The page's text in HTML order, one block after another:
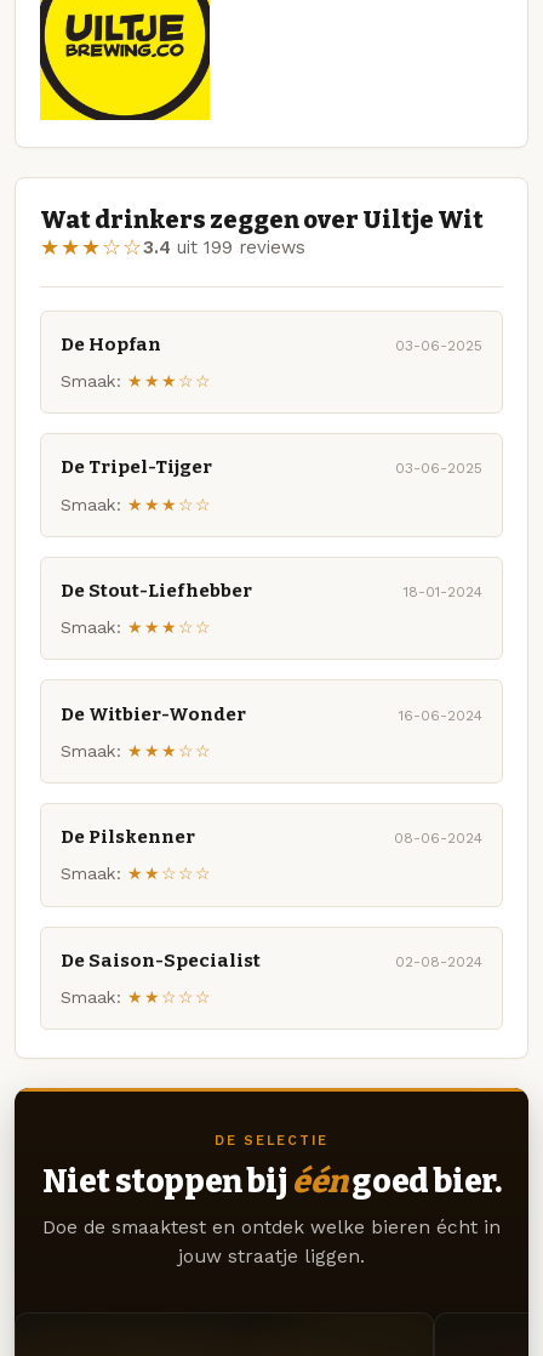
Wat drinkers zeggen over Uiltje Wit
★★★☆☆3.4 uit 199 reviews
De Hopfan 03-06-2025
Smaak: ★★★☆☆
De Tripel-Tijger 03-06-2025
Smaak: ★★★☆☆
De Stout-Liefhebber 18-01-2024
Smaak: ★★★☆☆
De Witbier-Wonder 16-06-2024
Smaak: ★★★☆☆
De Pilskenner 08-06-2024
Smaak: ★★☆☆☆
De Saison-Specialist 02-08-2024
Smaak: ★★☆☆☆
DE SELECTIE
Niet stoppen bij ééngoed bier.
Doe de smaaktest en ontdek welke bieren écht in
jouw straatje liggen.